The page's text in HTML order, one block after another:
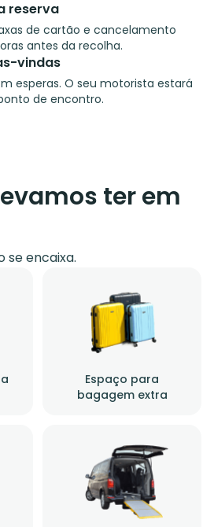
reserva
de cartão e cancelamento
antes da recolha.
vindas
esperas. O seu motorista estará
de encontro.
ter em
se encaixa.
Espaço para
bagagem extra